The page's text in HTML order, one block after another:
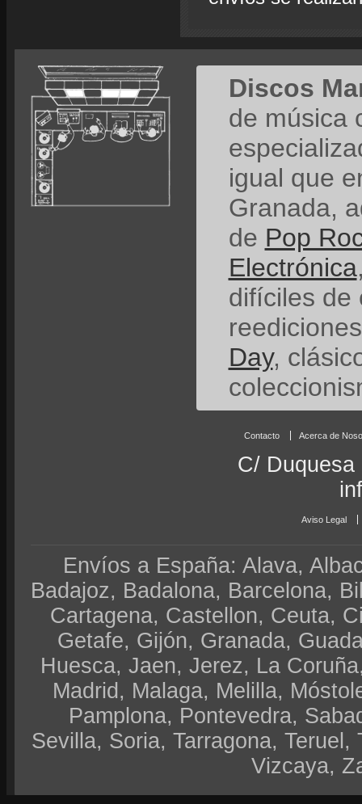
Discos
de música
igual que
Granada,
de Pop
Electrónica
difíciles de
Day,
Contacto Acerca de
C/ Duquesa
Aviso Legal
Envíos a España: Alava,
Badajoz, Badalona, Barcelona,
Cartagena, Castellon, Ceuta,
Getafe, Gijón, Granada,
Huesca, Jaen, Jerez, La
Madrid, Malaga, Melilla,
Pamplona, Pontevedra,
Sevilla, Soria, Tarragona,
Vizcaya,